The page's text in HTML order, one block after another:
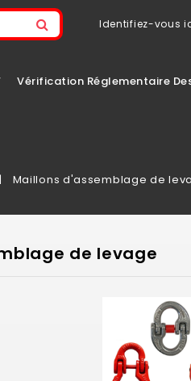
Identifiez-vous
Vérification Réglementaire
Maillons d'assemblage de
de levage